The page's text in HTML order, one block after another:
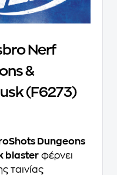
Nerf
&
(F6273)
Dungeons
blaster φέρνει
ταινίας